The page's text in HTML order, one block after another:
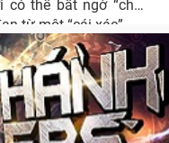
thể bất ngờ “chết”
từ một “cái xác”.